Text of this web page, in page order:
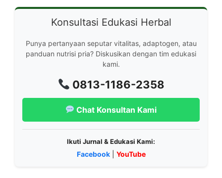
Konsultasi Edukasi Herbal
Punya pertanyaan seputar vitalitas, adaptogen, atau
panduan nutrisi pria? Diskusikan dengan tim edukasi
kami.
0813-1186-2358
Chat Konsultan Kami
Ikuti Jurnal & Edukasi Kami:
Facebook| YouTube